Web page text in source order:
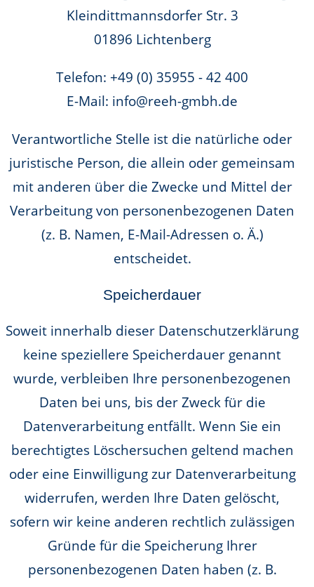
Kleindittmannsdorfer Str. 3
01896 Lichtenberg
Telefon: +49 (0) 35955 - 42 400
E-Mail: info@reeh-gmbh.de
Verantwortliche Stelle ist die natürliche oder
juristische Person, die allein oder gemeinsam
mit anderen über die Zwecke und Mittel der
Verarbeitung von personenbezogenen Daten
(z. B. Namen, E-Mail-Adressen o. Ä.)
entscheidet.
Speicherdauer
Soweit innerhalb dieser Datenschutzerklärung
keine speziellere Speicherdauer genannt
wurde, verbleiben Ihre personenbezogenen
Daten bei uns, bis der Zweck für die
Datenverarbeitung entfällt. Wenn Sie ein
berechtigtes Löschersuchen geltend machen
oder eine Einwilligung zur Datenverarbeitung
widerrufen, werden Ihre Daten gelöscht,
sofern wir keine anderen rechtlich zulässigen
Gründe für die Speicherung Ihrer
personenbezogenen Daten haben (z. B.